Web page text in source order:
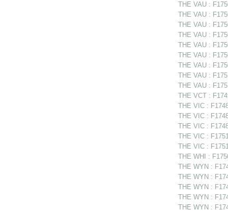
THE VAU :
THE VAU :
THE VAU :
THE VAU :
THE VAU :
THE VAU :
THE VAU :
THE VAU :
THE VAU :
THE VCT :
THE VIC :
THE VIC :
THE VIC :
THE VIC :
THE VIC :
THE WHI :
THE WYN :
THE WYN :
THE WYN :
THE WYN :
THE WYN :